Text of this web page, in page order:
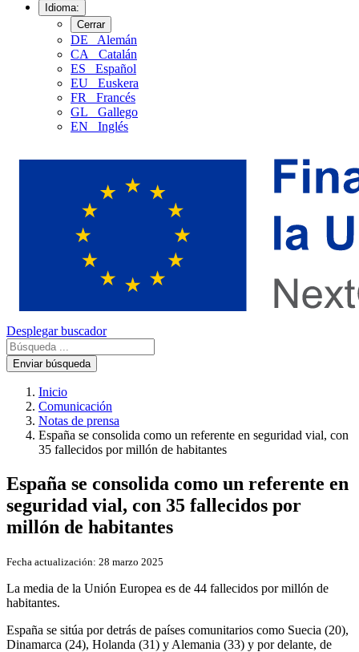
Idioma:
Cerrar
DE
Alemán
CA
Catalán
ES
Español
EU
Euskera
FR
Francés
GL
Gallego
EN
Inglés
Desplegar buscador
Enviar búsqueda
Inicio
Comunicación
Notas de prensa
España se consolida como un referente en seguridad vial, con
35 fallecidos por millón de habitantes
España se consolida como un referente en
seguridad vial, con 35 fallecidos por
millón de habitantes
Fecha actualización: 28 marzo 2025
La media de la Unión Europea es de 44 fallecidos por millón de
habitantes.
España se sitúa por detrás de países comunitarios como Suecia (20),
Dinamarca (24), Holanda (31) y Alemania (33) y por delante, de